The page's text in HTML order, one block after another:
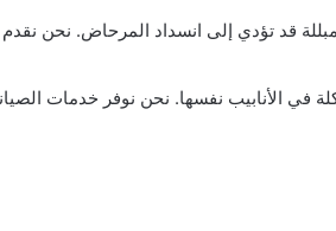
قد تؤدي إلى انسداد المرحاض. نحن نقدم
في الأنابيب نفسها. نحن نوفر خدمات